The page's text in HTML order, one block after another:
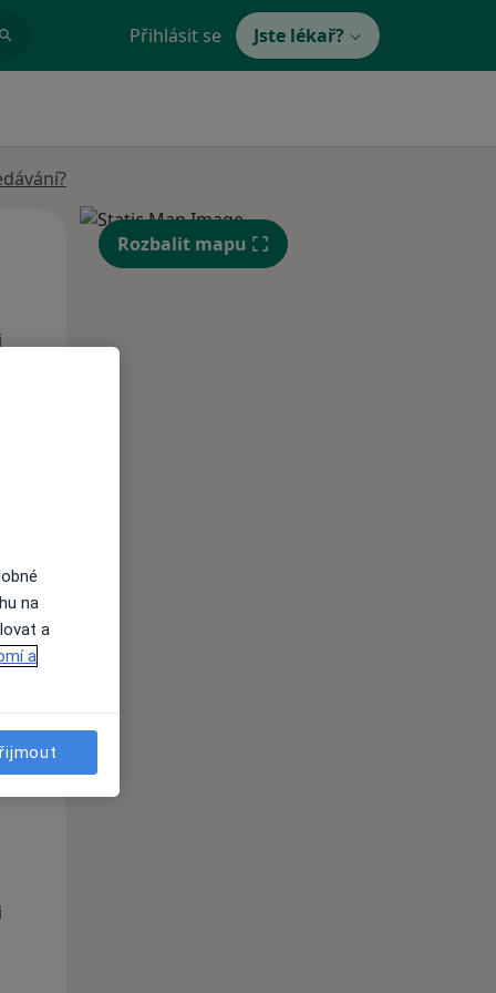
Přihlásit se Jste lékař?
Út St
12 Srpen
Rozbalit mapu
na
a
a